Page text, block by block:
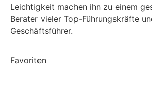
Leichtigkeit machen ihn zu einem
Berater vieler Top-Führungskräfte
Geschäftsführer.
Favoriten